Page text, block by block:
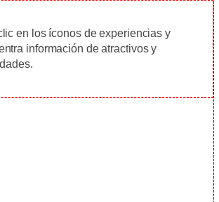
en los íconos de experiencias y
información de atractivos y